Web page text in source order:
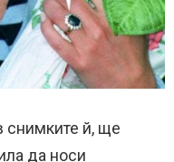
снимките й, ще
да носи